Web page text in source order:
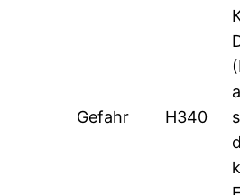
Gefahr H340